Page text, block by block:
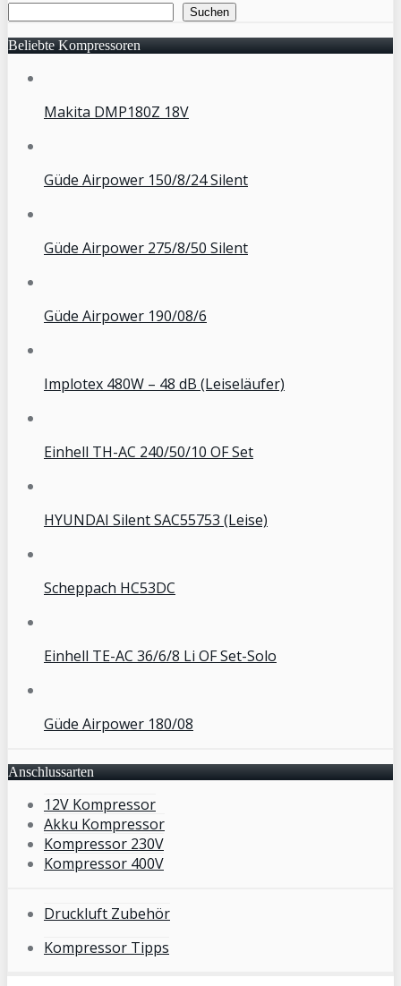
Suchen
Beliebte Kompressoren
Makita DMP180Z 18V
Güde Airpower 150/8/24 Silent
Güde Airpower 275/8/50 Silent
Güde Airpower 190/08/6
Implotex 480W – 48 dB (Leiseläufer)
Einhell TH-AC 240/50/10 OF Set
HYUNDAI Silent SAC55753 (Leise)
Scheppach HC53DC
Einhell TE-AC 36/6/8 Li OF Set-Solo
Güde Airpower 180/08
Anschlussarten
12V Kompressor
Akku Kompressor
Kompressor 230V
Kompressor 400V
Druckluft Zubehör
Kompressor Tipps